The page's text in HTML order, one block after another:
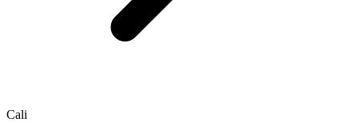
Cali